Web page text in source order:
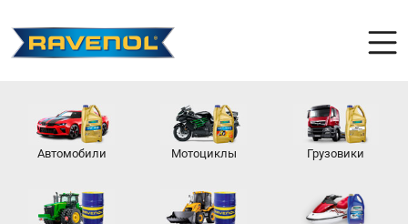
Автомобили Мотоциклы Грузовики